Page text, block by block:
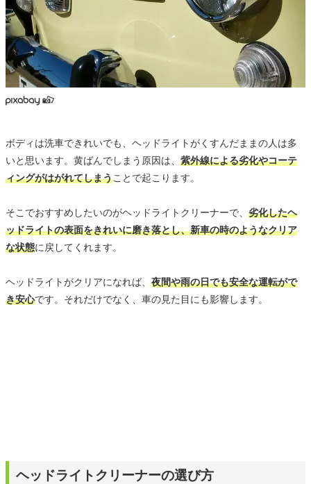
ボディは洗車できれいでも、ヘッドライトがくすんだままの人は多
いと思います。黄ばんでしまう原因は、 紫外線による劣化やコーテ
ィングがはがれてしまうことで起こります。
そこでおすすめしたいのがヘッドライトクリーナーで、 劣化したヘ
ッドライトの表面をきれいに磨き落とし、新車の時のようなクリア
な状態に戻してくれます。
ヘッドライトがクリアになれば、 夜間や雨の日でも安全な運転がで
き安心です。それだけでなく、車の見た目にも影響します。
ヘッドライトクリーナーの選び方